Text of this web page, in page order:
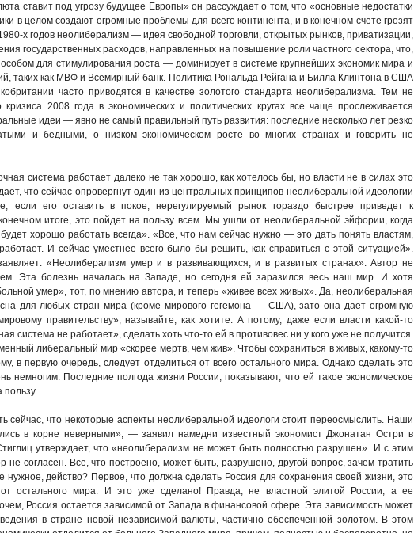
ставит под угрозу будущее Европы» он рассуждает о том, что «основные недостатки
в целом создают огромные проблемы для всего континента, и в конечном счете грозят
х годов неолиберализм — идея свободной торговли, открытых рынков, приватизации,
государственных расходов, направленных на повышение роли частного сектора, что,
для стимулирования роста — доминирует в системе крупнейших экономик мира и
таких как МВФ и Всемирный банк. Политика Рональда Рейгана и Билла Клинтона в США
часто приводятся в качестве золотого стандарта неолиберализма. Тем не
2008 года в экономических и политических кругах все чаще прослеживается
идеи — явно не самый правильный путь развития: последние несколько лет резко
и бедными, о низком экономическом росте во многих странах и говорить не
система работает далеко не так хорошо, как хотелось бы, но власти не в силах это
что сейчас опровергнут один из центральных принципов неолиберальной идеологии
если его оставить в покое, нерегулируемый рынок гораздо быстрее приведет к
итоге, это пойдет на пользу всем. Мы ушли от неолиберальной эйфории, когда
хорошо работать всегда». «Все, что нам сейчас нужно — это дать понять властям,
И сейчас уместнее всего было бы решить, как справиться с этой ситуацией».
«Неолиберализм умер и в развивающихся, и в развитых странах». Автор не
Эта болезнь началась на Западе, но сегодня ей заразился весь наш мир. И хотя
умер», тот, по мнению автора, и теперь «живее всех живых». Да, неолиберальная
для любых стран мира (кроме мирового гегемона — США), зато она дает огромную
правительству», называйте, как хотите. А потому, даже если власти какой-то
система не работает», сделать хоть что-то ей в противовес ни у кого уже не получится.
либеральный мир «скорее мертв, чем жив». Чтобы сохраниться в живых, какому-то
в первую очередь, следует отделиться от всего остального мира. Однако сделать это
немногим. Последние полгода жизни России, показывают, что ей такое экономическое
пользу.
сейчас, что некоторые аспекты неолиберальной идеологи стоит переосмыслить. Наши
в корне неверными», — заявил намедни известный экономист Джонатан Остри в
утверждает, что «неолиберализм не может быть полностью разрушен». И с этим
не согласен. Все, что построено, может быть, разрушено, другой вопрос, зачем тратить
нужное, действо? Первое, что должна сделать Россия для сохранения своей жизни, это
от остального мира. И это уже сделано! Правда, не властной элитой России, а ее
Россия остается зависимой от Запада в финансовой сфере. Эта зависимость может
в стране новой независимой валюты, частично обеспеченной золотом. В этом